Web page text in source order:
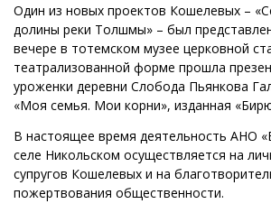
Один из новых проектов Кошелевых –
долины реки Толшмы» – был
вечере в тотемском музее церковной
театрализованной форме прошла
уроженки деревни Слобода Пьянкова
«Моя семья. Мои корни», изданная
В настоящее время деятельность АНО
селе Никольском осуществляется на
супругов Кошелевых и на
пожертвования общественности.